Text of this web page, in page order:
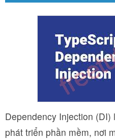
Dependency Injection
phát triển phần mềm, nơi